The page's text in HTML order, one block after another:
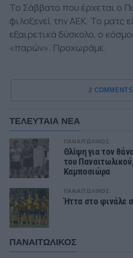
Το Σάββατο που έρχεται ο
φιλοξενεί την ΑΕΚ. Το ματς
εξαιρετικά δύσκολο, ο
«παρών». Προχωράμε.
2 COMMENTS
ΤΕΛΕΥΤΑΙΑ ΝΕΑ
ΠΑΝΑΙΤΩΛΙΚΟΣ
Θλίψη για τον
του
Καμποσιώρα
ΠΑΝΑΙΤΩΛΙΚΟΣ
Ήττα στο φινάλε
ΠΑΝΑΙΤΩΛΙΚΟΣ